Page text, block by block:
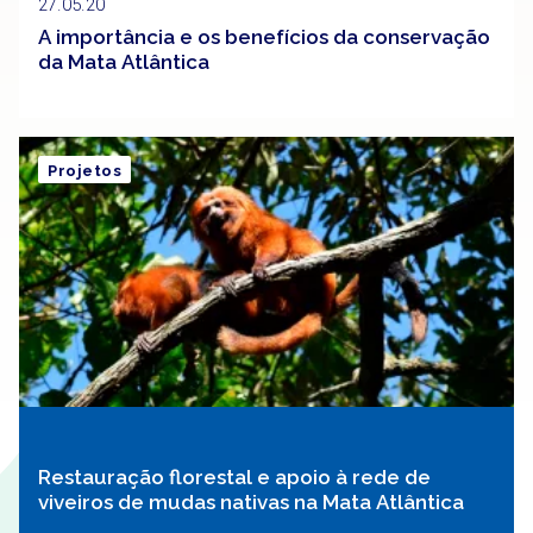
27.05.20
A importância e os benefícios da conservação
da Mata Atlântica
Restauração florestal e apoio à rede de
viveiros de mudas nativas na Mata Atlântica
Projetos